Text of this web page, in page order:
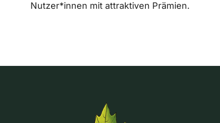
Nutzer*innen mit attraktiven Prämien.